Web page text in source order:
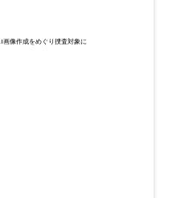
画像作成をめぐり捜査対象に